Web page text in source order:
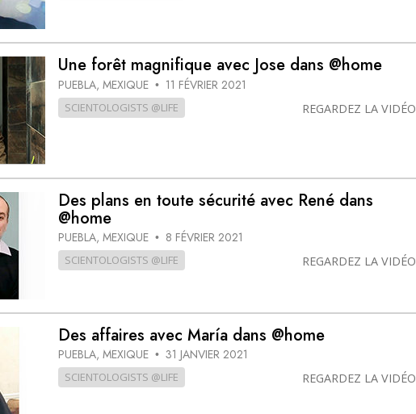
Une forêt magnifique avec Jose dans @home
PUEBLA, MEXIQUE • 11 FÉVRIER 2021
SCIENTOLOGISTS @LIFE REGARDEZ LA VIDÉO
Des plans en toute sécurité avec René dans
@home
PUEBLA, MEXIQUE • 8 FÉVRIER 2021
SCIENTOLOGISTS @LIFE REGARDEZ LA VIDÉO
Des affaires avec María dans @home
PUEBLA, MEXIQUE • 31 JANVIER 2021
SCIENTOLOGISTS @LIFE REGARDEZ LA VIDÉO